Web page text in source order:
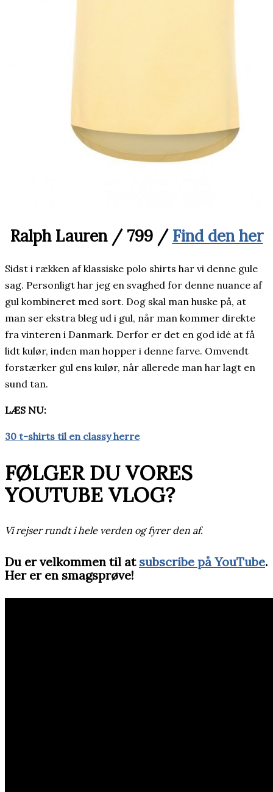
Ralph Lauren / 799 / Find den her
Sidst i rækken af klassiske polo shirts har vi denne gule
sag. Personligt har jeg en svaghed for denne nuance af
gul kombineret med sort. Dog skal man huske på, at
man ser ekstra bleg ud i gul, når man kommer direkte
fra vinteren i Danmark. Derfor er det en god idé at få
lidt kulør, inden man hopper i denne farve. Omvendt
forstærker gul ens kulør, når allerede man har lagt en
sund tan.
LÆS NU:
30 t-shirts til en classy herre
FØLGER DU VORES
YOUTUBE VLOG?
Vi rejser rundt i hele verden og fyrer den af.
Du er velkommen til at subscribe på YouTube.
Her er en smagsprøve!